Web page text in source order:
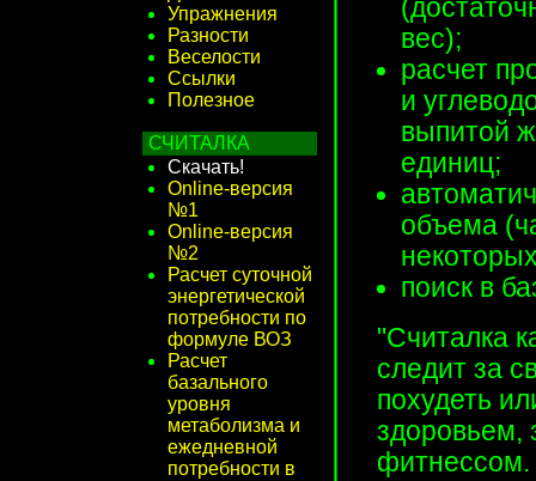
Упражнения
Разности
Веселости
Ссылки
Полезное
СЧИТАЛКА
Скачать!
Online-версия
№1
Online-версия
№2
Расчет суточной
энергетической
потребности по
формуле ВОЗ
Расчет
базального
уровня
метаболизма и
ежедневной
потребности в
вес);
расчет
и
выпитой
единиц;
объема
поиск в
"Считалка
следит за
похудеть
здоровьем,
фитнессом.